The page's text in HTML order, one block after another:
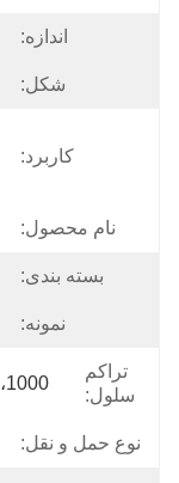
اندازه:
شکل:
کاربرد:
نام محصول:
بسته بندی:
نمونه:
تراکم
سلول:
نوع حمل و نقل: